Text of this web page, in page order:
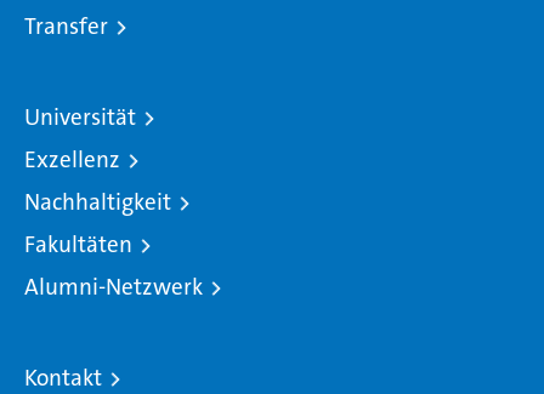
Transfer
Universität
Exzellenz
Nachhaltigkeit
Fakultäten
Alumni-Netzwerk
Kontakt